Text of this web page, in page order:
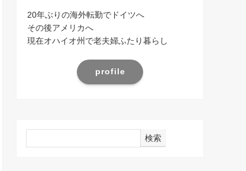
20年ぶりの海外転勤でドイツへ
その後アメリカへ
現在オハイオ州で老夫婦ふたり暮らし
profile
検索